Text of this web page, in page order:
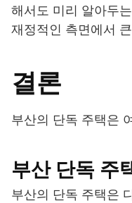
해서도 미리 알아두
재정적인 측면에서
결론
부산의 단독 주택은
부산 단독 주
부산의 단독 주택은